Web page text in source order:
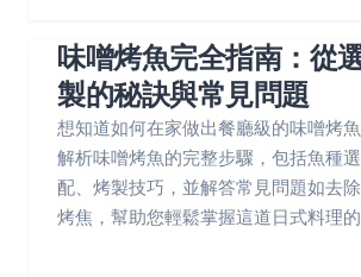
味噌烤魚完全指南：從
製的秘訣與常見問題
想知道如何在家做出餐廳級的味噌烤
解析味噌烤魚的完整步驟，包括魚種
配、烤製技巧，並解答常見問題如去
烤焦，幫助您輕鬆掌握這道日式料理的